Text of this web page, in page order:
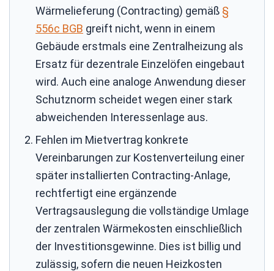
Wärmelieferung (Contracting) gemäß §
556c BGB greift nicht, wenn in einem
Gebäude erstmals eine Zentralheizung als
Ersatz für dezentrale Einzelöfen eingebaut
wird. Auch eine analoge Anwendung dieser
Schutznorm scheidet wegen einer stark
abweichenden Interessenlage aus.
Fehlen im Mietvertrag konkrete
Vereinbarungen zur Kostenverteilung einer
später installierten Contracting-Anlage,
rechtfertigt eine ergänzende
Vertragsauslegung die vollständige Umlage
der zentralen Wärmekosten einschließlich
der Investitionsgewinne. Dies ist billig und
zulässig, sofern die neuen Heizkosten